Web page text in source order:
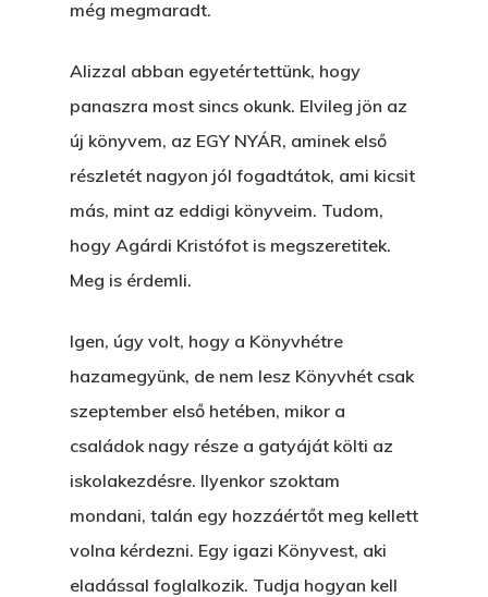
még megmaradt.
Alizzal abban egyetértettünk, hogy
panaszra most sincs okunk. Elvileg jön az
új könyvem, az EGY NYÁR, aminek első
részletét nagyon jól fogadtátok, ami kicsit
más, mint az eddigi könyveim. Tudom,
hogy Agárdi Kristófot is megszeretitek.
Meg is érdemli.
Igen, úgy volt, hogy a Könyvhétre
hazamegyünk, de nem lesz Könyvhét csak
szeptember első hetében, mikor a
családok nagy része a gatyáját költi az
iskolakezdésre. Ilyenkor szoktam
mondani, talán egy hozzáértőt meg kellett
volna kérdezni. Egy igazi Könyvest, aki
eladással foglalkozik. Tudja hogyan kell